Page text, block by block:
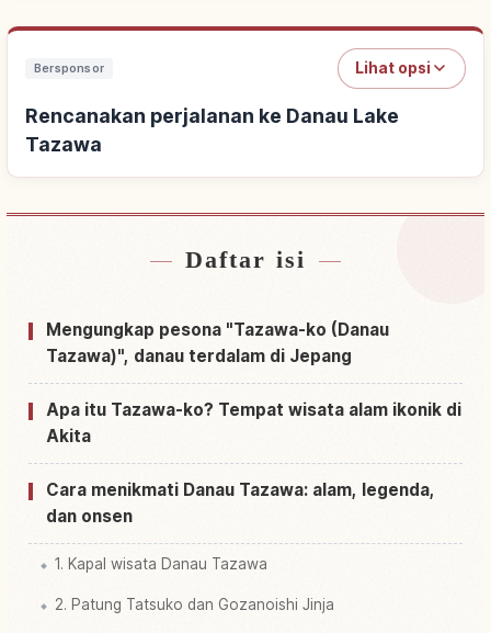
Bersponsor Lihat opsi
Rencanakan perjalanan ke Danau Lake
Tazawa
Cari penginapan dekat Danau Lake Tazawa
Cari aktivitas di Danau Lake Tazawa↗
Daftar isi
Mengungkap pesona "Tazawa-ko (Danau
Tazawa)", danau terdalam di Jepang
Apa itu Tazawa-ko? Tempat wisata alam ikonik di
Akita
Cara menikmati Danau Tazawa: alam, legenda,
dan onsen
1. Kapal wisata Danau Tazawa
2. Patung Tatsuko dan Gozanoishi Jinja